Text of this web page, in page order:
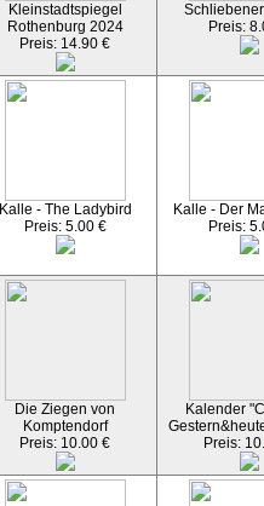
Kleinstadtspiegel
Rothenburg 2024
Preis: 14.90 €
Preis:
Kalle - The Ladybird
Preis: 5.00 €
Kalle - Der
Preis:
Die Ziegen von
Komptendorf
Preis: 10.00 €
Kalender
Preis: